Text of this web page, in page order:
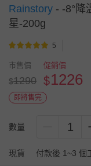
Rainstory - -8°降
星-200g
5
市售價
$1290
促銷價
$1226
即將售完
數量 1
現貨 付款後 1~3 個